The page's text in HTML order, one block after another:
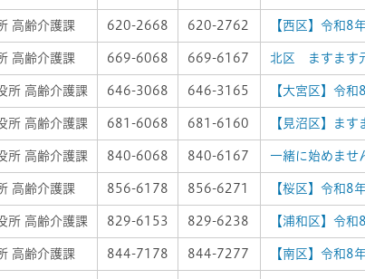
高齢介護課 620-2668 620-2762 【西区】令和8
高齢介護課 669-6068 669-6167 北区 ますます
所 高齢介護課 646-3068 646-3165 【大宮区】令
所 高齢介護課 681-6068 681-6160 【見沼区】ます
所 高齢介護課 840-6068 840-6167 一緒に始めませ
高齢介護課 856-6178 856-6271 【桜区】令和8
所 高齢介護課 829-6153 829-6238 【浦和区】令
高齢介護課 844-7178 844-7277 【南区】令和8